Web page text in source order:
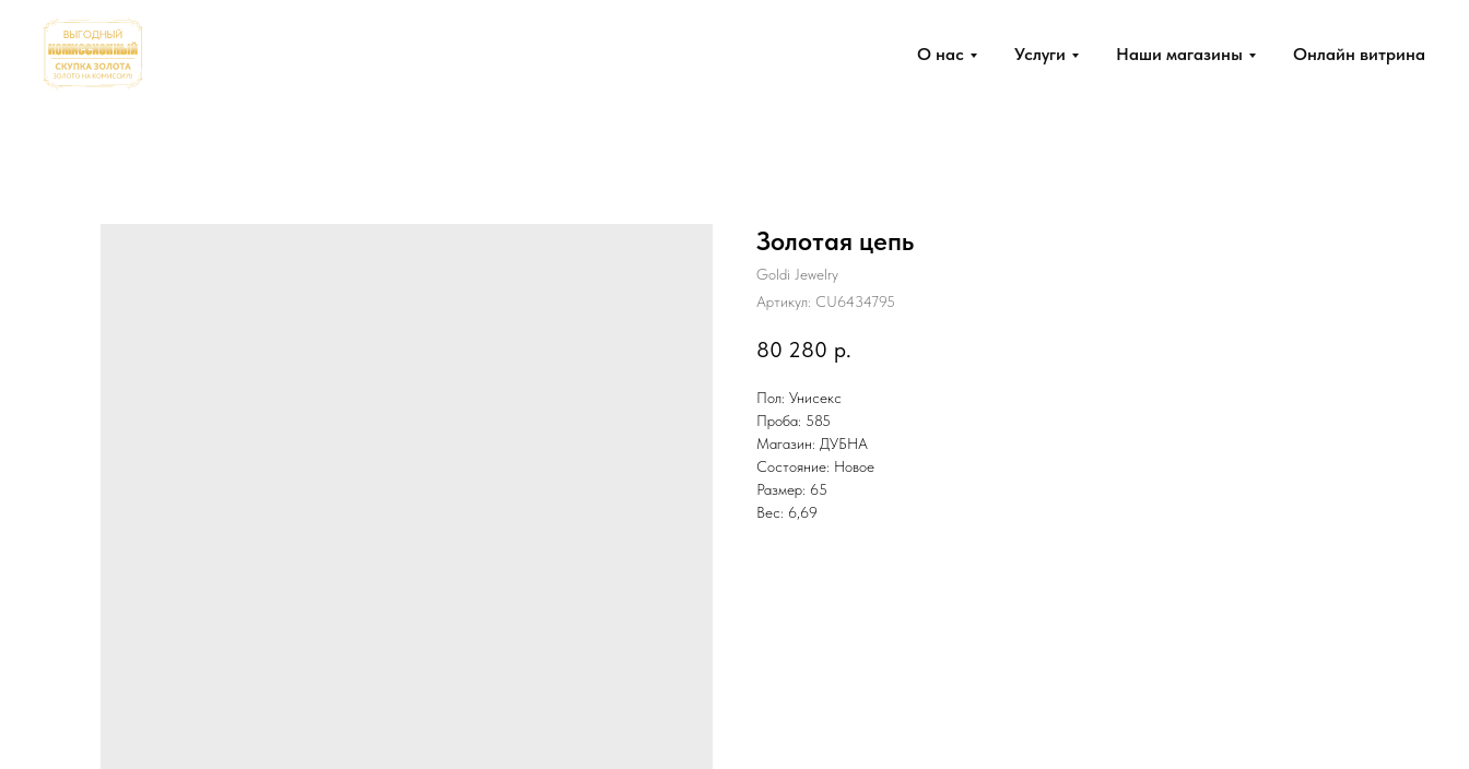
О нас Услуги Наши магазины Онлайн витрина
Золотая цепь
Goldi Jewelry
Артикул: CU6434795
80 280 р.
Пол: Унисекс
Проба: 585
Магазин: ДУБНА
Состояние: Новое
Размер: 65
Вес: 6,69